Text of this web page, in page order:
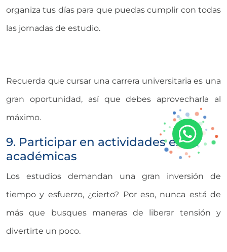
organiza tus días para que puedas cumplir con todas
las jornadas de estudio.
Recuerda que cursar una carrera universitaria es una
gran oportunidad, así que debes aprovecharla al
máximo.
9. Participar en actividades extra
académicas
Los estudios demandan una gran inversión de
tiempo y esfuerzo, ¿cierto? Por eso, nunca está de
más que busques maneras de liberar tensión y
divertirte un poco.